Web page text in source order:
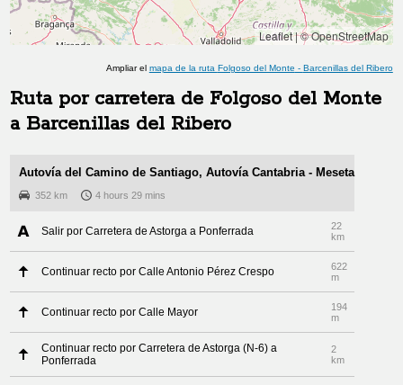
Leaflet|© OpenStreetMap
Ampliar el mapa de la ruta Folgoso del Monte - Barcenillas del Ribero
Ruta por carretera de Folgoso del Monte
a Barcenillas del Ribero
Autovía del Camino de Santiago, Autovía Cantabria - Meseta
352 km 4 hours 29 mins
Salir por Carretera de Astorga a Ponferrada
22
km
Continuar recto por Calle Antonio Pérez Crespo
622
m
Continuar recto por Calle Mayor
194
m
Continuar recto por Carretera de Astorga (N-6) a
Ponferrada
2
km